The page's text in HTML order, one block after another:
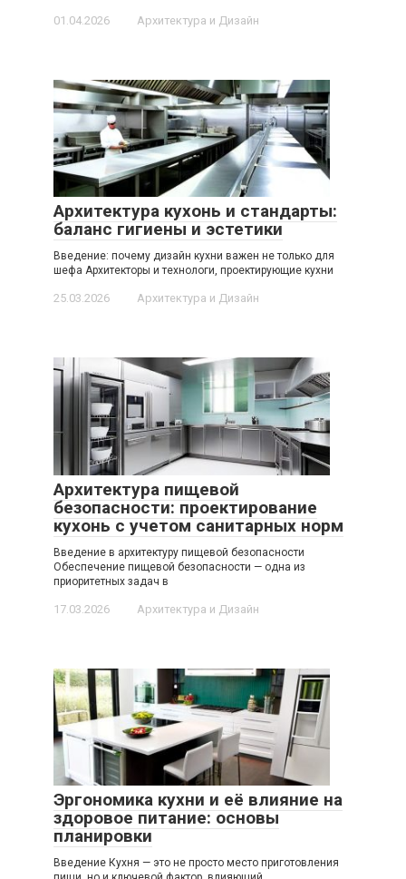
01.04.2026 Архитектура и Дизайн
Архитектура кухонь и стандарты:
баланс гигиены и эстетики
Введение: почему дизайн кухни важен не только для
шефа Архитекторы и технологи, проектирующие кухни
25.03.2026 Архитектура и Дизайн
Архитектура пищевой
безопасности: проектирование
кухонь с учетом санитарных норм
Введение в архитектуру пищевой безопасности
Обеспечение пищевой безопасности — одна из
приоритетных задач в
17.03.2026 Архитектура и Дизайн
Эргономика кухни и её влияние на
здоровое питание: основы
планировки
Введение Кухня — это не просто место приготовления